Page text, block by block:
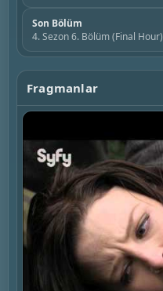
Son Bölüm
4. Sezon 6. Bölüm (Final Hour)
Fragmanlar